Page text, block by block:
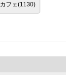
カフェ(1130)